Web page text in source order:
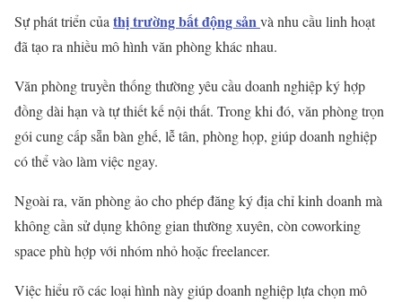
Sự phát triển của thị trường bất động sảnvà nhu cầu linh hoạt
đã tạo ra nhiều mô hình văn phòng khác nhau.
Văn phòng truyền thống thường yêu cầu doanh nghiệp ký hợp
đồng dài hạn và tự thiết kế nội thất. Trong khi đó, văn phòng trọn
gói cung cấp sẵn bàn ghế, lễ tân, phòng họp, giúp doanh nghiệp
có thể vào làm việc ngay.
Ngoài ra, văn phòng ảo cho phép đăng ký địa chỉ kinh doanh mà
không cần sử dụng không gian thường xuyên, còn coworking
space phù hợp với nhóm nhỏ hoặc freelancer.
Việc hiểu rõ các loại hình này giúp doanh nghiệp lựa chọn mô